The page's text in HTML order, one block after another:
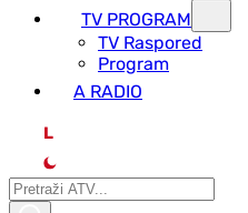
TV PROGRAM
ТV Raspored
Program
A RADIO
L